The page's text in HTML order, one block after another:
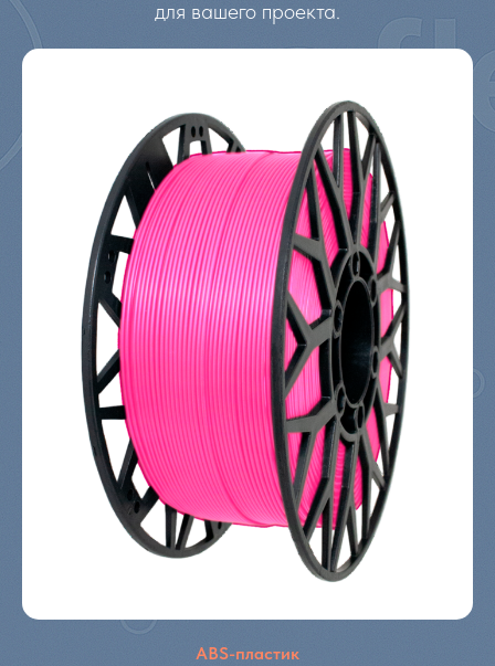
для вашего проекта.
ABS-пластик